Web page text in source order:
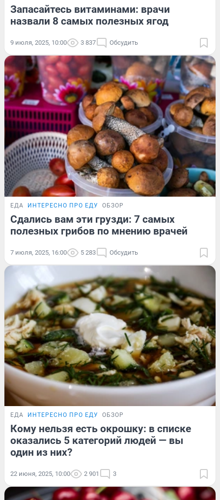
Запасайтесь витаминами: врачи
назвали 8 самых полезных ягод
9 июля, 2025, 10:00 3 837 Обсудить
ЕДА ИНТЕРЕСНО ПРО ЕДУ ОБЗОР
Сдались вам эти грузди: 7 самых
полезных грибов по мнению врачей
7 июля, 2025, 16:00 5 283 Обсудить
ЕДА ИНТЕРЕСНО ПРО ЕДУ ОБЗОР
Кому нельзя есть окрошку: в списке
оказались 5 категорий людей — вы
один из них?
22 июня, 2025, 10:00 2 901 3